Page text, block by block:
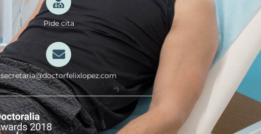
Pide cita
secretaria@doctorfelixlopez.com